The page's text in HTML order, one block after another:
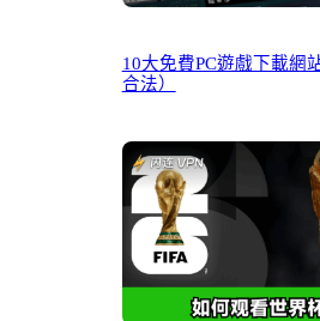
10大免費PC遊戲下載網
合法）